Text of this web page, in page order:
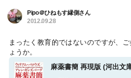
Pipo＠ひねもす縁側さん
2012.09.28
まったく教育的ではないのですが、
ょうか。
麻薬書簡 再現版 (河出文